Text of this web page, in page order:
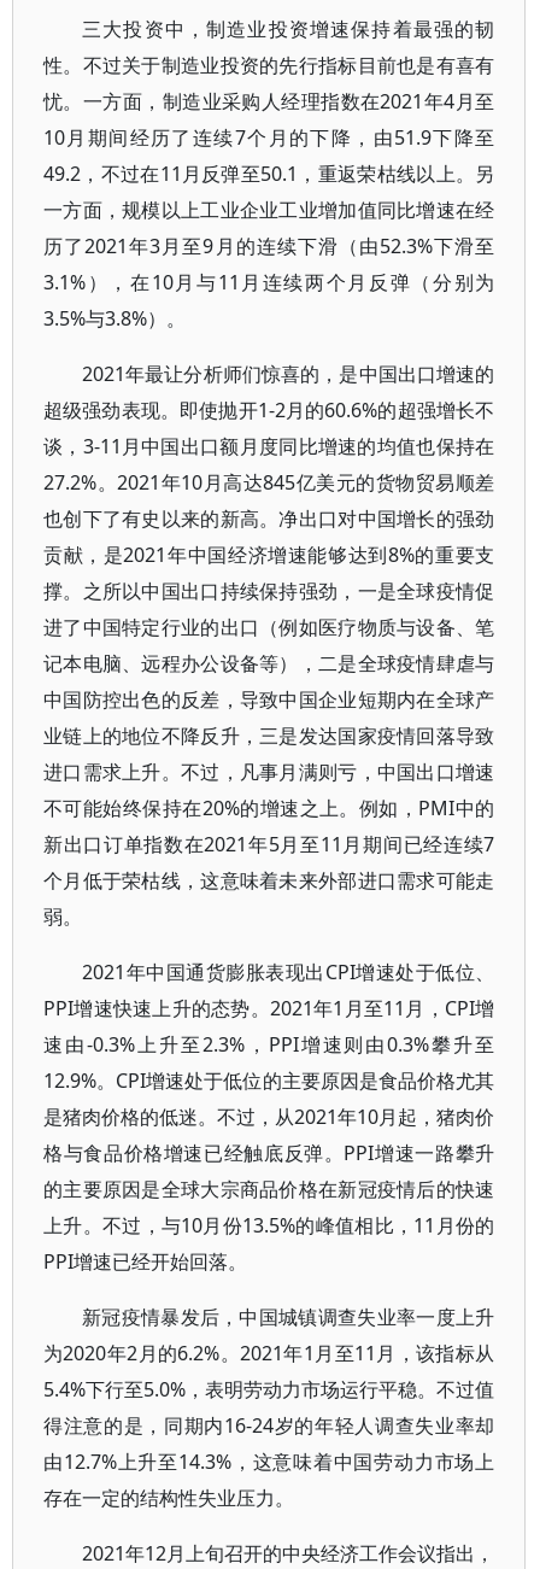
三大投资中，制造业投资增速保持着最强的韧
性。不过关于制造业投资的先行指标目前也是有喜有
忧。一方面，制造业采购人经理指数在2021年4月至
10月期间经历了连续7个月的下降，由51.9下降至
49.2，不过在11月反弹至50.1，重返荣枯线以上。另
一方面，规模以上工业企业工业增加值同比增速在经
历了2021年3月至9月的连续下滑（由52.3%下滑至
3.1%），在10月与11月连续两个月反弹（分别为
3.5%与3.8%）。
2021年最让分析师们惊喜的，是中国出口增速的
超级强劲表现。即使抛开1-2月的60.6%的超强增长不
谈，3-11月中国出口额月度同比增速的均值也保持在
27.2%。2021年10月高达845亿美元的货物贸易顺差
也创下了有史以来的新高。净出口对中国增长的强劲
贡献，是2021年中国经济增速能够达到8%的重要支
撑。之所以中国出口持续保持强劲，一是全球疫情促
进了中国特定行业的出口（例如医疗物质与设备、笔
记本电脑、远程办公设备等），二是全球疫情肆虐与
中国防控出色的反差，导致中国企业短期内在全球产
业链上的地位不降反升，三是发达国家疫情回落导致
进口需求上升。不过，凡事月满则亏，中国出口增速
不可能始终保持在20%的增速之上。例如，PMI中的
新出口订单指数在2021年5月至11月期间已经连续7
个月低于荣枯线，这意味着未来外部进口需求可能走
弱。
2021年中国通货膨胀表现出CPI增速处于低位、
PPI增速快速上升的态势。2021年1月至11月，CPI增
速由-0.3%上升至2.3%，PPI增速则由0.3%攀升至
12.9%。CPI增速处于低位的主要原因是食品价格尤其
是猪肉价格的低迷。不过，从2021年10月起，猪肉价
格与食品价格增速已经触底反弹。PPI增速一路攀升
的主要原因是全球大宗商品价格在新冠疫情后的快速
上升。不过，与10月份13.5%的峰值相比，11月份的
PPI增速已经开始回落。
新冠疫情暴发后，中国城镇调查失业率一度上升
为2020年2月的6.2%。2021年1月至11月，该指标从
5.4%下行至5.0%，表明劳动力市场运行平稳。不过值
得注意的是，同期内16-24岁的年轻人调查失业率却
由12.7%上升至14.3%，这意味着中国劳动力市场上
存在一定的结构性失业压力。
2021年12月上旬召开的中央经济工作会议指出，